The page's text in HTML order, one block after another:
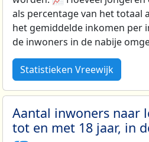
als percentage van het totaal
het gemiddelde inkomen per
de inwoners in de nabije
Statistieken Vreewijk
Aantal inwoners naar
tot en met 18 jaar, in